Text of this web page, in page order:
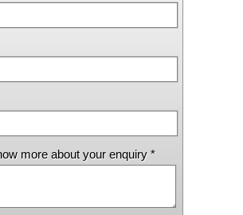
more about your enquiry *